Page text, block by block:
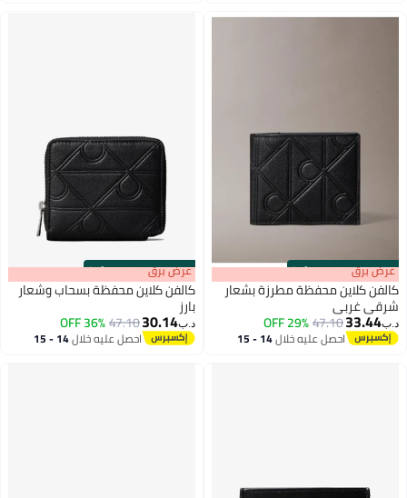
بشعار
14 - 15
00m:00s
·
100% Left عرض برق
كالفن كلاين محفظة بسحاب وشعار
بارز
د.ب‏30.14
47.10
احصل عليه خلال 14 - 15